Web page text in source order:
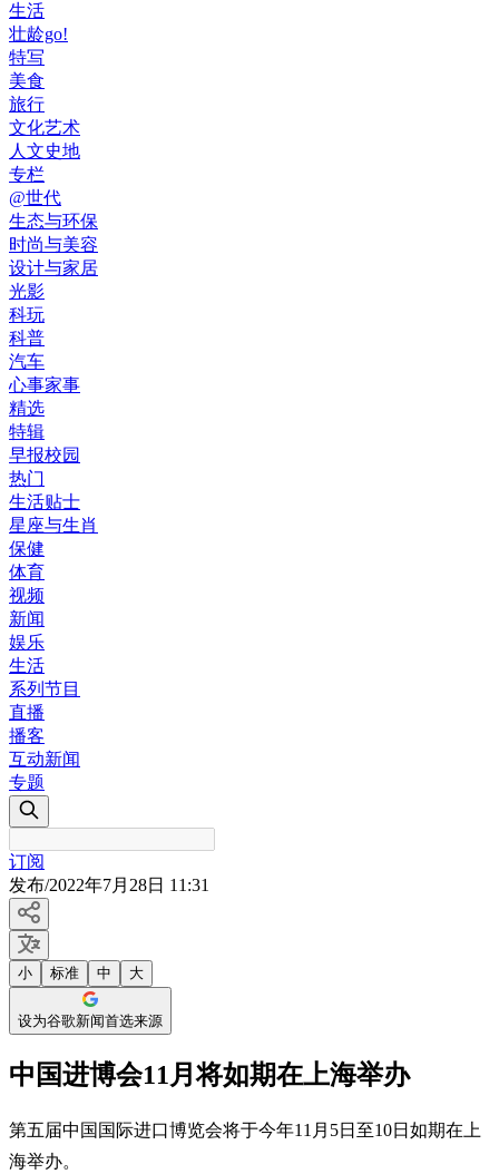
生活
壮龄go!
特写
美食
旅行
文化艺术
人文史地
专栏
@世代
生态与环保
时尚与美容
设计与家居
光影
科玩
科普
汽车
心事家事
精选
特辑
早报校园
热门
生活贴士
星座与生肖
保健
体育
视频
新闻
娱乐
生活
系列节目
直播
播客
互动新闻
专题
订阅
发布/2022年7月28日 11:31
小 标准 中 大
设为谷歌新闻首选来源
中国进博会11月将如期在上海举办
第五届中国国际进口博览会将于今年11月5日至10日如期在上
海举办。